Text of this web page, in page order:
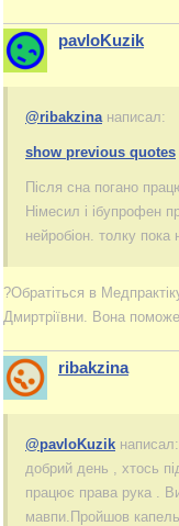
pavloKuzik
@ribakzina написал:
show previous quotes
Після сна погано
Німесил і ібупрофен
нейробіон. толку пока
?Обратіться в
Дмиртріївни. Вона поможе
ribakzina
@pavloKuzik написал:
добрий день , хтось
працює права рука .
мавпи.Пройшов